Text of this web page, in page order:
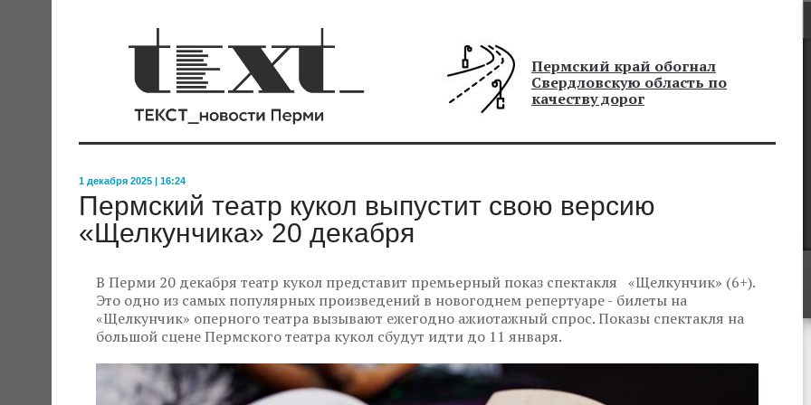
Пермский край обогнал
Свердловскую область по
качеству дорог
1 декабря 2025 | 16:24
Пермский театр кукол выпустит свою версию
«Щелкунчика» 20 декабря
В Перми 20 декабря театр кукол представит премьерный показ спектакля «Щелкунчик» (6+).
Это одно из самых популярных произведений в новогоднем репертуаре - билеты на
«Щелкунчик» оперного театра вызывают ежегодно ажиотажный спрос. Показы спектакля на
большой сцене Пермского театра кукол сбудут идти до 11 января.